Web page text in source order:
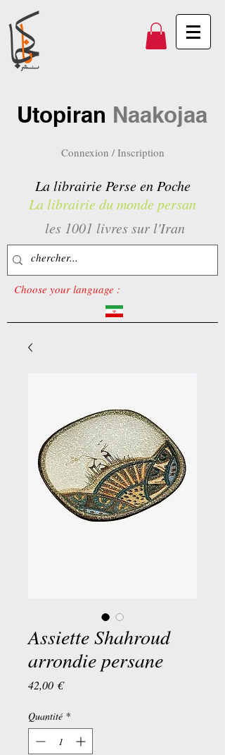
Utopiran Naakojaa
Connexion / Inscription
La librairie Perse en Poche
La librairie du monde persan
les 1001 livres sur l'Iran
Choose your language :
Assiette Shahroud
arrondie persane
42,00 €Prix
Quantité *